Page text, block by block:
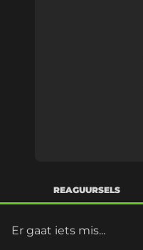
REAGUURSELS
Er gaat iets mis...